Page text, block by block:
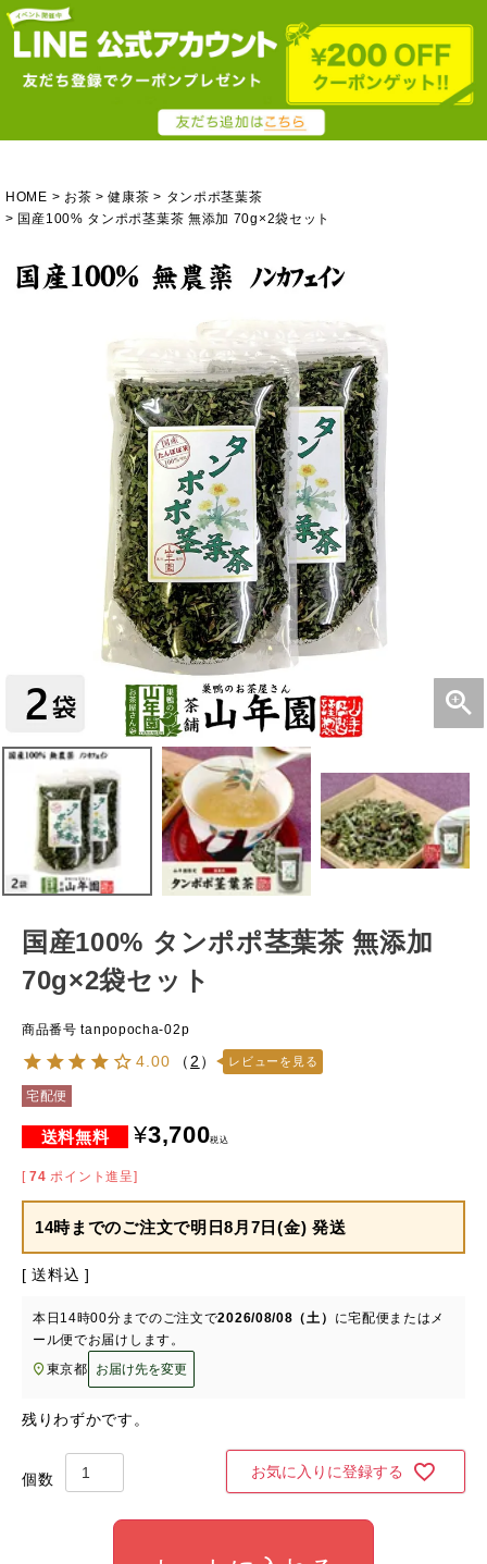
HOME お茶 健康茶
タンポポ茎葉茶
国産100% タンポポ茎葉茶 無添加 70g×2袋セット
国産100% タンポポ茎葉茶 無添加
70g×2袋セット
商品番号 tanpopocha-02p
4.00 （ 2 ） レビューを見る
宅配便
¥3,700税込
[ 74 ポイント進呈]
14時までのご注文で明日8月7日(金) 発送
送料込
本日 14時00分 までのご注文で2026/08/08（土） に宅配便またはメ
ール便でお届けします。
東京都
お届け先を変更
残りわずかです。
お気に入りに登録する